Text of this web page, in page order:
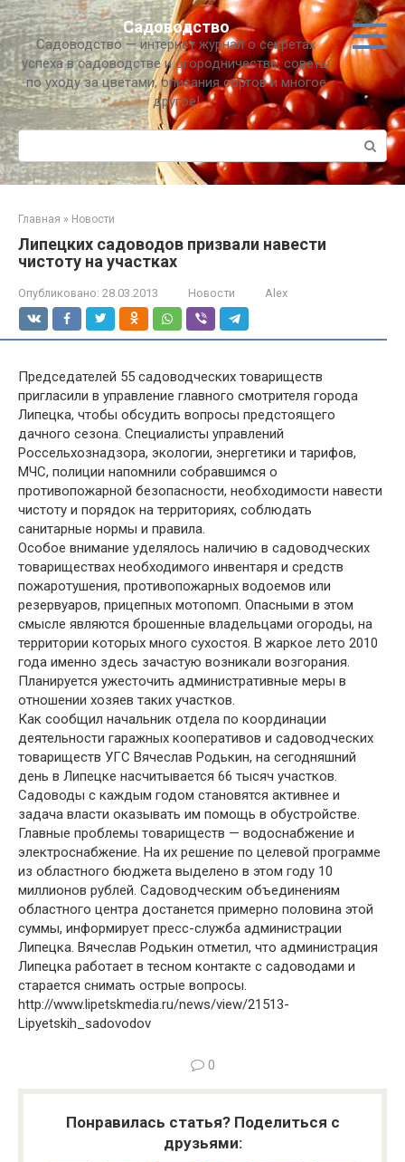
Перейти
к
контенту
Садоводство
Садоводство — интернет журнал о секретах
успеха в садоводстве и огородничестве, советы
по уходу за цветами, описания сортов и многое
другое!
Поиск:
Главная » Новости
Липецких садоводов призвали навести
чистоту на участках
Опубликовано: 28.03.2013 Новости Alex
Председателей 55 садоводческих товариществ
пригласили в управление главного смотрителя города
Липецка, чтобы обсудить вопросы предстоящего
дачного сезона. Специалисты управлений
Россельхознадзора, экологии, энергетики и тарифов,
МЧС, полиции напомнили собравшимся о
противопожарной безопасности, необходимости навести
чистоту и порядок на территориях, соблюдать
санитарные нормы и правила.
Особое внимание уделялось наличию в садоводческих
товариществах необходимого инвентаря и средств
пожаротушения, противопожарных водоемов или
резервуаров, прицепных мотопомп. Опасными в этом
смысле являются брошенные владельцами огороды, на
территории которых много сухостоя. В жаркое лето 2010
года именно здесь зачастую возникали возгорания.
Планируется ужесточить административные меры в
отношении хозяев таких участков.
Как сообщил начальник отдела по координации
деятельности гаражных кооперативов и садоводческих
товариществ УГС Вячеслав Родькин, на сегодняшний
день в Липецке насчитывается 66 тысяч участков.
Садоводы с каждым годом становятся активнее и
задача власти оказывать им помощь в обустройстве.
Главные проблемы товариществ — водоснабжение и
электроснабжение. На их решение по целевой программе
из областного бюджета выделено в этом году 10
миллионов рублей. Садоводческим объединениям
областного центра достанется примерно половина этой
суммы, информирует пресс-служба администрации
Липецка. Вячеслав Родькин отметил, что администрация
Липецка работает в тесном контакте с садоводами и
старается снимать острые вопросы.
http://www.lipetskmedia.ru/news/view/21513-
Lipyetskih_sadovodov
0
Понравилась статья? Поделиться с
друзьями: